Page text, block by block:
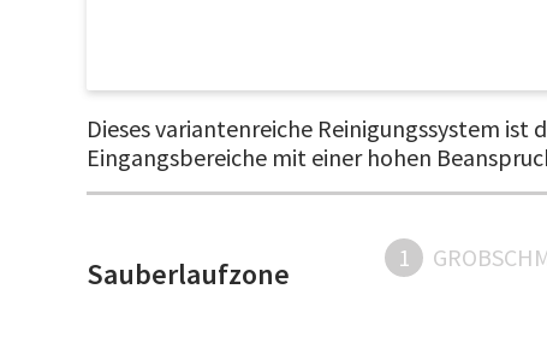
Dieses variantenreiche Reinigungssystem
Eingangsbereiche mit einer hohen
Sauberlaufzone 1